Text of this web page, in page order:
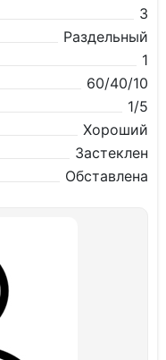
3
Раздельный
1
60/40/10
1/5
Хороший
Застеклен
Обставлена